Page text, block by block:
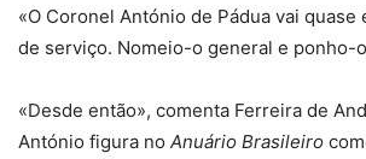
«O Coronel António de Pádua vai quase
de serviço. Nomeio-o general e ponho-
«Desde então», comenta Ferreira de
António figura no Anuário Brasileiro